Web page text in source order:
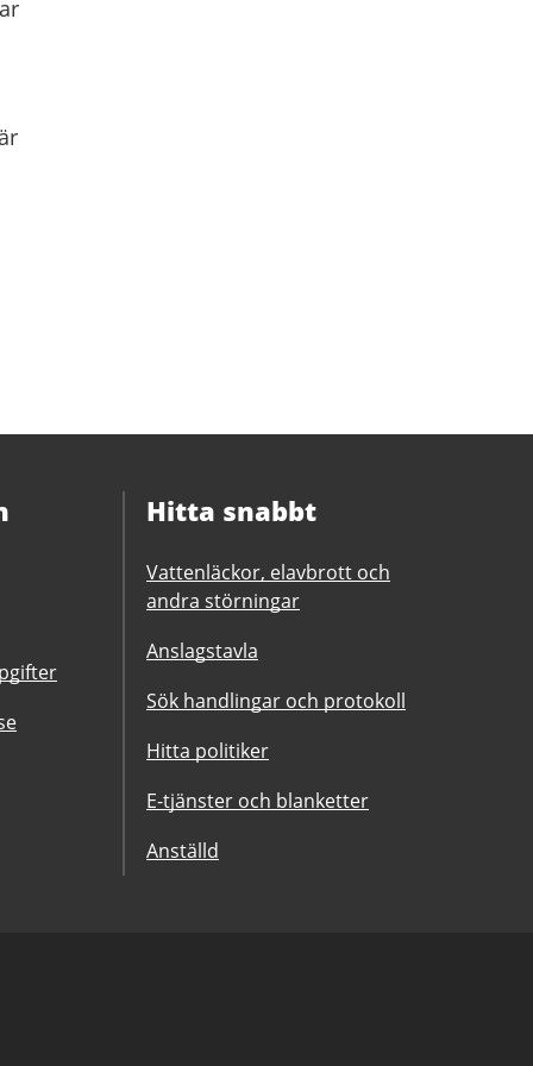
Hitta snabbt
Vattenläckor, elavbrott och
andra störningar
Anslagstavla
Sök handlingar och protokoll
Hitta politiker
E-tjänster och blanketter
Anställd